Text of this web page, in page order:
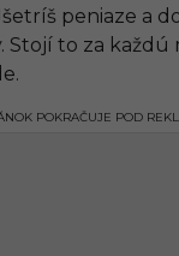
peniaze a
Stojí to za
POKRAČUJE POD